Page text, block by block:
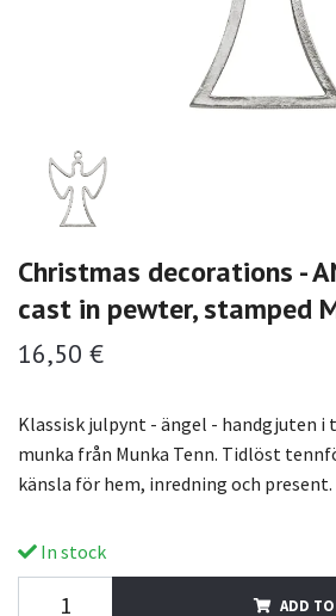
Christmas decorations -
cast in pewter, stamped
16,50 €
Klassisk julpynt - ängel - handgjuten i
munka från Munka Tenn. Tidlöst
känsla för hem, inredning och present.
In stock
ADD